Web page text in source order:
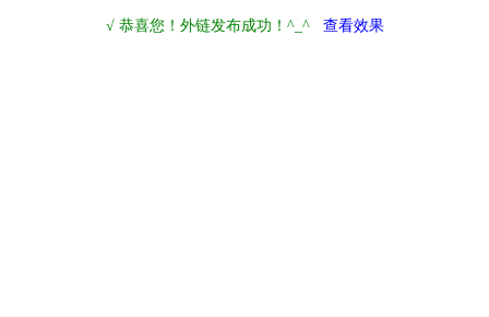
√ 恭喜您！外链发布成功！^_^ 查看效果